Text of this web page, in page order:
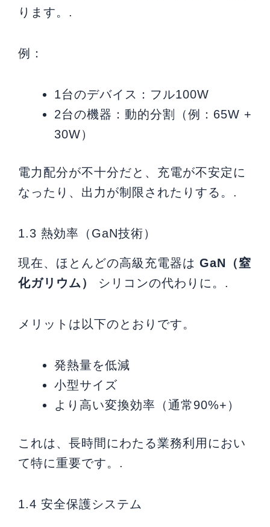
ります。.
例：
1台のデバイス：フル100W
2台の機器：動的分割（例：65W +
30W）
電力配分が不十分だと、充電が不安定に
なったり、出力が制限されたりする。.
1.3 熱効率（GaN技術）
現在、ほとんどの高級充電器は GaN（窒
化ガリウム）
シリコンの代わりに。.
メリットは以下のとおりです。
発熱量を低減
小型サイズ
より高い変換効率（通常90%+）
これは、長時間にわたる業務利用におい
て特に重要です。.
1.4 安全保護システム